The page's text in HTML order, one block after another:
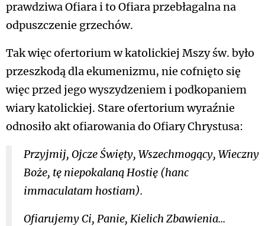
prawdziwa Ofiara i to Ofiara przebłagalna na
odpuszczenie grzechów.
Tak więc ofertorium w katolickiej Mszy św. było
przeszkodą dla ekumenizmu, nie cofnięto się
więc przed jego wyszydzeniem i podkopaniem
wiary katolickiej. Stare ofertorium wyraźnie
odnosiło akt ofiarowania do Ofiary Chrystusa:
Przyjmij, Ojcze Święty, Wszechmogący, Wieczny
Boże, tę niepokalaną Hostię (hanc
immaculatam hostiam).
Ofiarujemy Ci, Panie, Kielich Zbawienia...